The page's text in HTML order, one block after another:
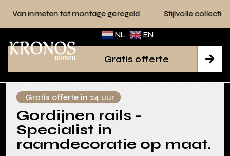
montage geregeld Stijlvolle collecties voor elk
NL EN

Gratis offerte
Gratis offerte in 24 uur
Gordijnen rails -
Specialist in
raamdecoratie op maat.